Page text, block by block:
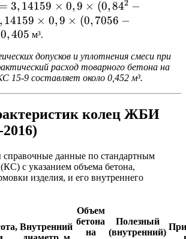
= 3, 14159 × 0,9 × (0,842 −
, 14159 × 0,9 × (0, 7056 −
0,405 м³.
допусков и уплотнения смеси при
расход товарного бетона на
15-9 составляет около 0,452 м³.
колец ЖБИ
справочные данные по стандартным
с указанием объема бетона,
изделия, и его внутреннего
Внутренний
Объем
бетона
на
Полезный
(внутренний)